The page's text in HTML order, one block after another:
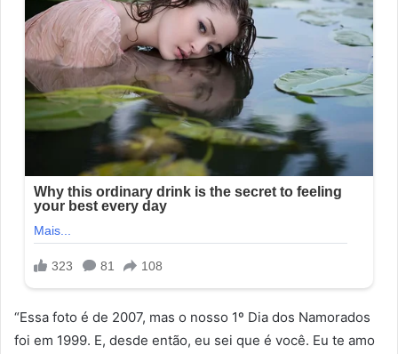
“Essa foto é de 2007, mas o nosso 1º Dia dos Namorados
foi em 1999. E, desde então, eu sei que é você. Eu te amo